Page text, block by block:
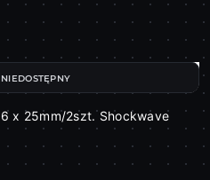
x 25mm/2szt. Shockwave